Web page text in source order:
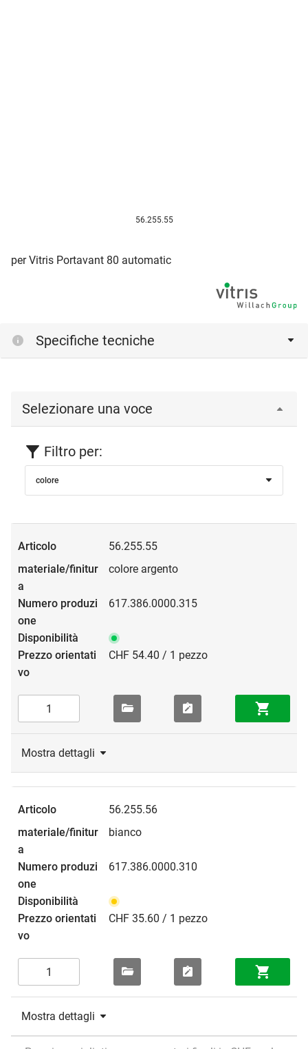
56.255.55
per Vitris Portavant 80 automatic
Specifiche tecniche
Selezionare una voce
Filtro per:
colore
56.255.55
colore argento
617.386.0000.315
CHF 54.40 / 1 pezzo
Mostra dettagli
56.255.56
bianco
617.386.0000.310
CHF 35.60 / 1 pezzo
Mostra dettagli